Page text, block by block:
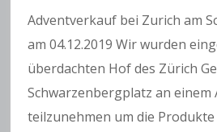
Adventverkauf bei Zurich am
am 04.12.2019 Wir wurden
überdachten Hof des Zürich
Schwarzenbergplatz an
teilzunehmen um die